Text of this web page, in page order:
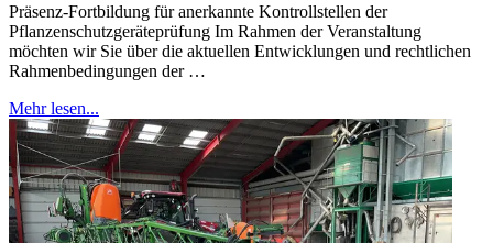
Präsenz-Fortbildung für anerkannte Kontrollstellen der
Pflanzenschutzgeräteprüfung Im Rahmen der Veranstaltung
möchten wir Sie über die aktuellen Entwicklungen und rechtlichen
Rahmenbedingungen der …
Mehr lesen...